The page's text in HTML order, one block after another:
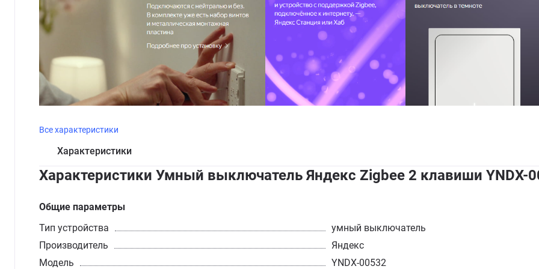
Все характеристики
Характеристики
Характеристики Умный выключатель Яндекс Zigbee 2 клавиши YNDX-
Общие параметры
Тип устройства
умный выключатель
Производитель
Яндекс
Модель
YNDX-00532